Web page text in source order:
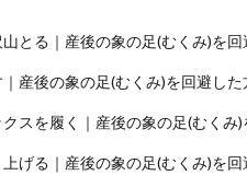
とる｜産後の象の足(むくみ)を
産後の象の足(むくみ)を回避した
スを履く｜産後の象の足(むくみ
げる｜産後の象の足(むくみ)を